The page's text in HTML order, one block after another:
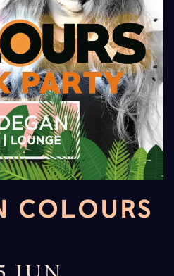
COLOURS